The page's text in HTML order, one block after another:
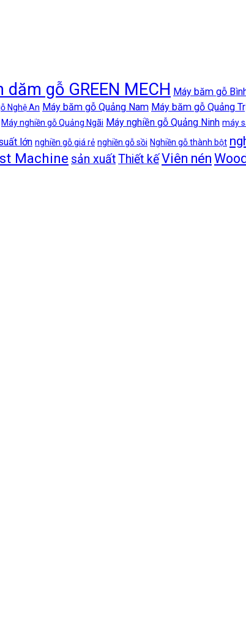
dăm gỗ GREEN MECH Máy băm gỗ
Nghệ An Máy băm gỗ Quảng Nam Máy băm gỗ Quảng
Máy nghiền gỗ Quảng Ngãi Máy nghiền gỗ Quảng Ninh máy
lớn nghiền gỗ giá rẻ nghiền gỗ sồi Nghiền gỗ thành bột
Machine sản xuấtThiết kếViên nén